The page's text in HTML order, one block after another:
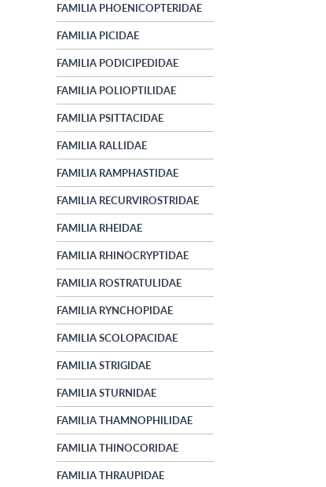
FAMILIA PHOENICOPTERIDAE
FAMILIA PICIDAE
FAMILIA PODICIPEDIDAE
FAMILIA POLIOPTILIDAE
FAMILIA PSITTACIDAE
FAMILIA RALLIDAE
FAMILIA RAMPHASTIDAE
FAMILIA RECURVIROSTRIDAE
FAMILIA RHEIDAE
FAMILIA RHINOCRYPTIDAE
FAMILIA ROSTRATULIDAE
FAMILIA RYNCHOPIDAE
FAMILIA SCOLOPACIDAE
FAMILIA STRIGIDAE
FAMILIA STURNIDAE
FAMILIA THAMNOPHILIDAE
FAMILIA THINOCORIDAE
FAMILIA THRAUPIDAE